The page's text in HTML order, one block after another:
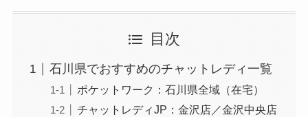
目次
石川県でおすすめのチャットレディ一覧
ポケットワーク：石川県全域（在宅）
チャットレディJP：金沢店／金沢中央店